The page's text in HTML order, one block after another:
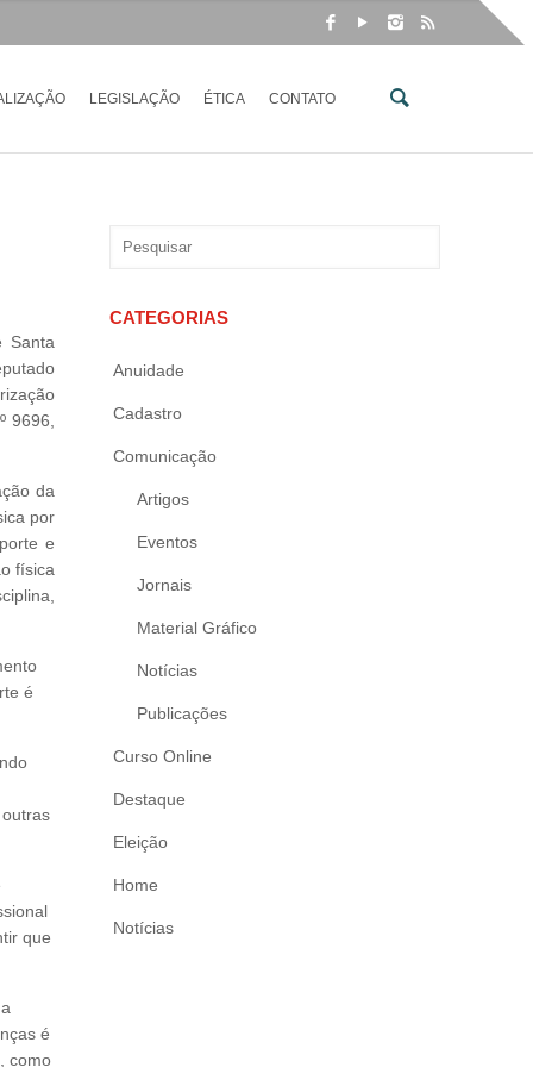
LEGISLAÇÃO ÉTICA CONTATO
Santa
9696,
da
por
e
física
é
que
é
como
CATEGORIAS
Anuidade
Cadastro
Comunicação
Artigos
Eventos
Jornais
Material Gráfico
Notícias
Publicações
Curso Online
Destaque
Eleição
Home
Notícias